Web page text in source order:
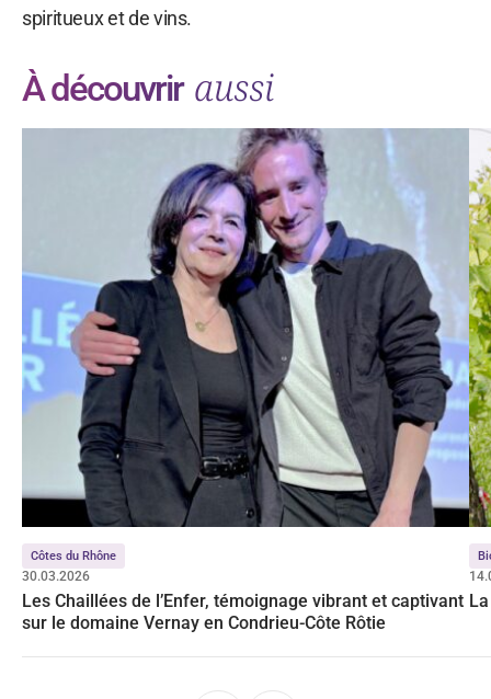
spiritueux et de vins.
À découvrir aussi
Côtes du Rhône
30.03.2026
Les Chaillées de l’Enfer, témoignage vibrant et captivant
sur le domaine Vernay en Condrieu-Côte Rôtie